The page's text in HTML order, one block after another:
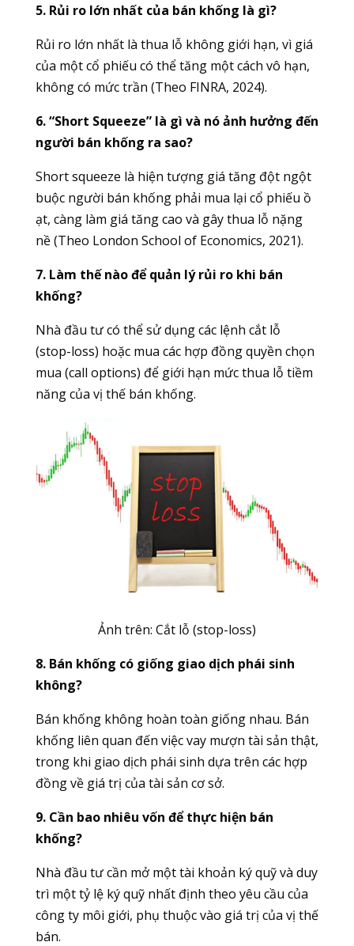
5. Rủi ro lớn nhất của bán khống là gì?
Rủi ro lớn nhất là thua lỗ không giới hạn, vì giá
của một cổ phiếu có thể tăng một cách vô hạn,
không có mức trần (Theo FINRA, 2024).
6. “Short Squeeze” là gì và nó ảnh hưởng đến
người bán khống ra sao?
Short squeeze là hiện tượng giá tăng đột ngột
buộc người bán khống phải mua lại cổ phiếu ồ
ạt, càng làm giá tăng cao và gây thua lỗ nặng
nề (Theo London School of Economics, 2021).
7. Làm thế nào để quản lý rủi ro khi bán
khống?
Nhà đầu tư có thể sử dụng các lệnh cắt lỗ
(stop-loss) hoặc mua các hợp đồng quyền chọn
mua (call options) để giới hạn mức thua lỗ tiềm
năng của vị thế bán khống.
Ảnh trên: Cắt lỗ (stop-loss)
8. Bán khống có giống giao dịch phái sinh
không?
Bán khống không hoàn toàn giống nhau. Bán
khống liên quan đến việc vay mượn tài sản thật,
trong khi giao dịch phái sinh dựa trên các hợp
đồng về giá trị của tài sản cơ sở.
9. Cần bao nhiêu vốn để thực hiện bán
khống?
Nhà đầu tư cần mở một tài khoản ký quỹ và duy
trì một tỷ lệ ký quỹ nhất định theo yêu cầu của
công ty môi giới, phụ thuộc vào giá trị của vị thế
bán.